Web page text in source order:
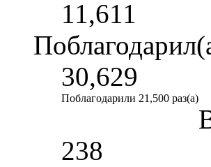
11,611
30,629
Поблагодарили 21,500 раз(а)
238